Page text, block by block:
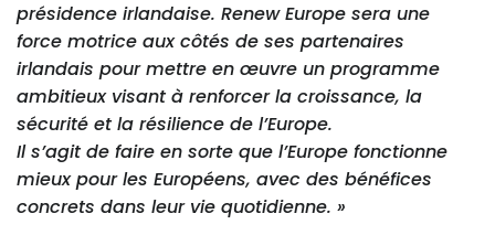
présidence irlandaise. Renew Europe sera une
force motrice aux côtés de ses partenaires
irlandais pour mettre en œuvre un programme
ambitieux visant à renforcer la croissance, la
sécurité et la résilience de l’Europe.
Il s’agit de faire en sorte que l’Europe fonctionne
mieux pour les Européens, avec des bénéfices
concrets dans leur vie quotidienne. »